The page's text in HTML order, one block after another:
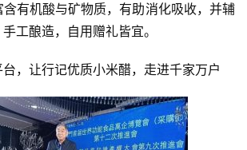
有机酸与矿物质，有助消化吸收，并辅
工酿造，自用赠礼皆宜。
，让行记优质小米醋，走进千家万户